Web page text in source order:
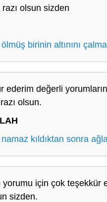
olsun sizden
birinin altınını
ederim değerli
olsun.
kıldıktan sonra
yorumu için çok teşekkür
sizden.